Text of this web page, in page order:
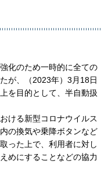
化のため一時的に全ての
が、（2023年）3月18日
を目的として、半自動扱
ける新型コロナウイルス
の換気や乗降ボタンなど
った上で、利用者に対し
めにすることなどの協力